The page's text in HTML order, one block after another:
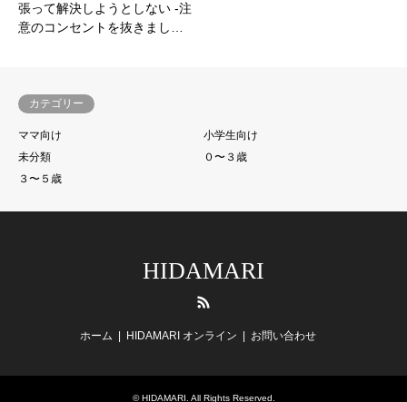
張って解決しようとしない -注
意のコンセントを抜きまし…
カテゴリー
ママ向け
小学生向け
未分類
０〜３歳
３〜５歳
HIDAMARI
ホーム HIDAMARI オンライン お問い合わせ
©HIDAMARI . All Rights Reserved.